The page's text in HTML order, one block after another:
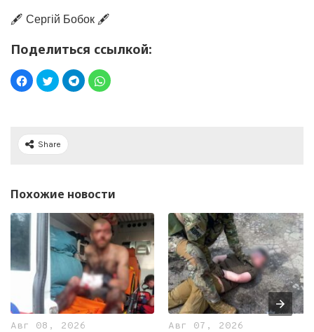
🖋️ Сергій Бобок 🖋️
Поделиться ссылкой:
Share
Похожие новости
Авг 08, 2026 Авг 07, 2026